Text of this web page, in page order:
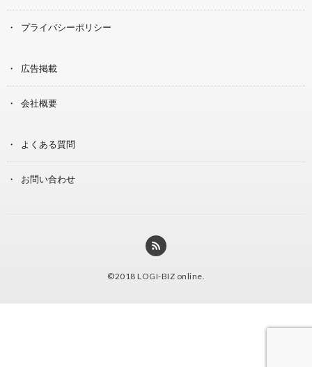
プライバシーポリシー
広告掲載
会社概要
よくある質問
お問い合わせ
©2018 LOGI-BIZ online.